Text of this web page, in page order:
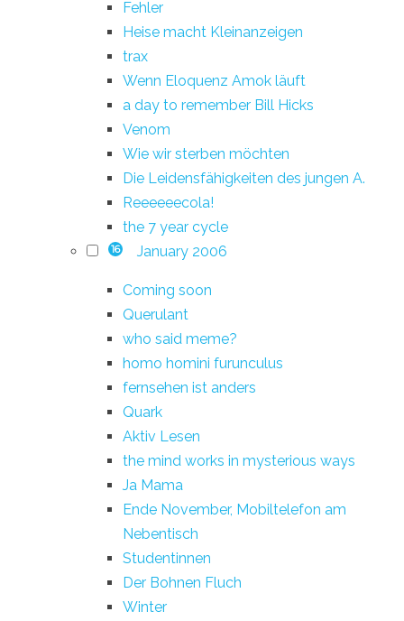
Fehler
Heise macht Kleinanzeigen
trax
Wenn Eloquenz Amok läuft
a day to remember Bill Hicks
Venom
Wie wir sterben möchten
Die Leidensfähigkeiten des jungen A.
Reeeeeecola!
the 7 year cycle
16 January 2006
Coming soon
Querulant
who said meme?
homo homini furunculus
fernsehen ist anders
Quark
Aktiv Lesen
the mind works in mysterious ways
Ja Mama
Ende November, Mobiltelefon am
Nebentisch
Studentinnen
Der Bohnen Fluch
Winter